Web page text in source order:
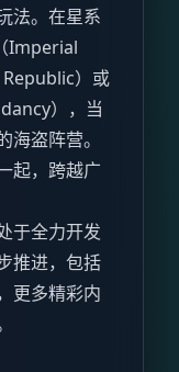
法。在星系
Imperial
）或
），当
盗阵营。
起，跨越广
于全力开发
推进，包括
更多精彩内